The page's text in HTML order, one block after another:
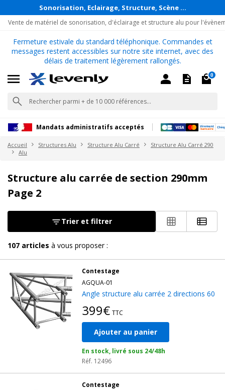
Sonorisation, Eclairage, Structure, Scène ...
Vente de matériel de sonorisation, d'éclairage et structure alu pour
Fermeture estivale du standard téléphonique. Commandes et
messages restent accessibles sur notre site internet, avec des
délais de traitement légèrement rallongés.
0
Mandats administratifs acceptés
Accueil Structures Alu Structure Alu Carré
Structure Alu Carré 290
Alu
Structure alu carrée de section 290mm
Page 2
Trier et filtrer
107 articles à vous proposer :
Contestage
AGQUA-01
Angle structure alu carrée 2 directions 60
399€ TTC
Ajouter au panier
En stock, livré sous 24/48h
Réf. 12496
Contestage